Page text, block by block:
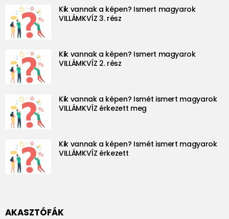
Kik vannak a képen? Ismert magyarok
VILLÁMKVÍZ 3. rész
Kik vannak a képen? Ismert magyarok
VILLÁMKVÍZ 2. rész
Kik vannak a képen? Ismét ismert magyarok
VILLÁMKVÍZ érkezett meg
Kik vannak a képen? Ismét ismert magyarok
VILLÁMKVÍZ érkezett
AKASZTÓFÁK